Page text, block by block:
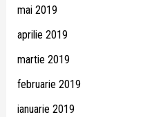
mai 2019
aprilie 2019
martie 2019
februarie 2019
ianuarie 2019